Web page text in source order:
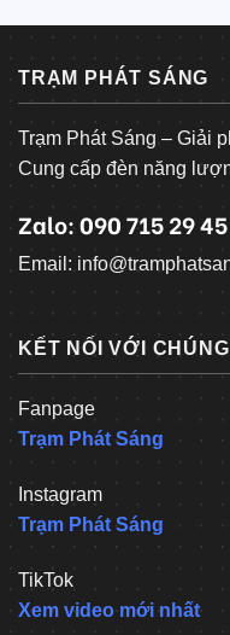
TRẠM PHÁT SÁNG
Trạm Phát Sáng – Giải
Cung cấp đèn năng
Zalo: 090 715 29 45
Email:
KẾT NỐI VỚI CHÚNG
Fanpage
Trạm Phát Sáng
Instagram
Trạm Phát Sáng
TikTok
Xem video mới nhất